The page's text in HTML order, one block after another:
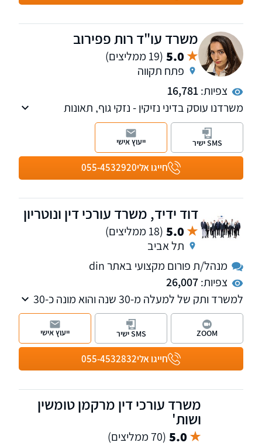
משרד עו"ד רות פפירוב
5.0 (19 ממליצים)
פתח תקווה
צפיות:16,781
משרדנו עוסק בדיני נזיקין - נזקי גוף, תאונות
דרכים,קצבת נכות כללית,קצבת ניידות, דיני ביטוח
לאומי, תאונות עבודה, דיני ביטוח ומשרד הביטחון.,
וכן בהסכמים הנוגעים למעמד האישי.
חייגו אלי055-4532920
SMS ישיר ייעוץ אישי
דוד ידיד, משרד עורכי דין ונוטריון
5.0 (18 ממליצים)
תל אביב
מנהל/ת פורום מקצועי באתר din
צפיות:26,007
למשרד ותק של למעלה מ-30 שנה והוא מונה כ-30
עובדים ותיקים ומנוסים, דוברי 19 שפות שונות.
המשרד מחולק ל-3 מחלקות שונות – מחלקת
אזרחויות אירופאיות, השקעות ודין זר, מחלקת נזיקין
ו מחלקת הגיל השלישי. המשרד ממוקם בתל אביב
ומעניק שירות ברחבי הארץ.
חייגו אלי055-4532832
ZOOM SMS ישיר ייעוץ אישי
משרד עורכי דין מרקמן טומשין
ושות'
5.0 (70 ממליצים)